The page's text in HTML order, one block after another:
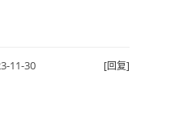
11-30 [回复]